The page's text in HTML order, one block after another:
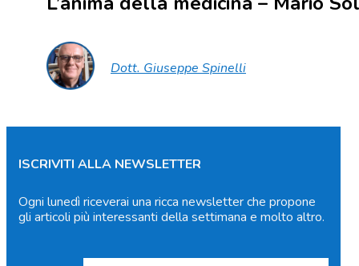
Dott. Giuseppe Spinelli
ISCRIVITI ALLA NEWSLETTER
Ogni lunedì riceverai una ricca newsletter che propone
gli articoli più interessanti della settimana e molto altro.